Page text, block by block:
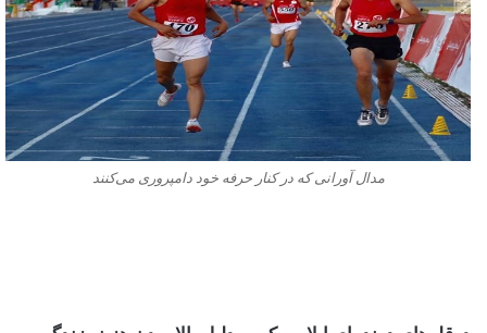
مدال آورانی که در کنار حرفه خود دامپروری می‌کنند